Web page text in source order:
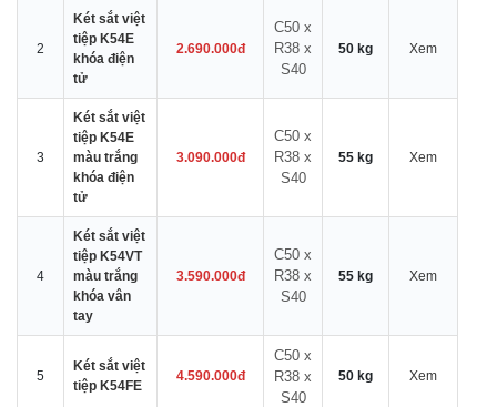
2
Két sắt việt
tiệp K54E
khóa điện
tử
2.690.000đ
C50 x
R38 x
S40
50 kg Xem
3
Két sắt việt
tiệp K54E
màu trắng
khóa điện
tử
3.090.000đ
C50 x
R38 x
S40
55 kg Xem
4
Két sắt việt
tiệp K54VT
màu trắng
khóa vân
tay
3.590.000đ
C50 x
R38 x
S40
55 kg Xem
5
Két sắt việt
tiệp K54FE
4.590.000đ
C50 x
R38 x
S40
50 kg Xem